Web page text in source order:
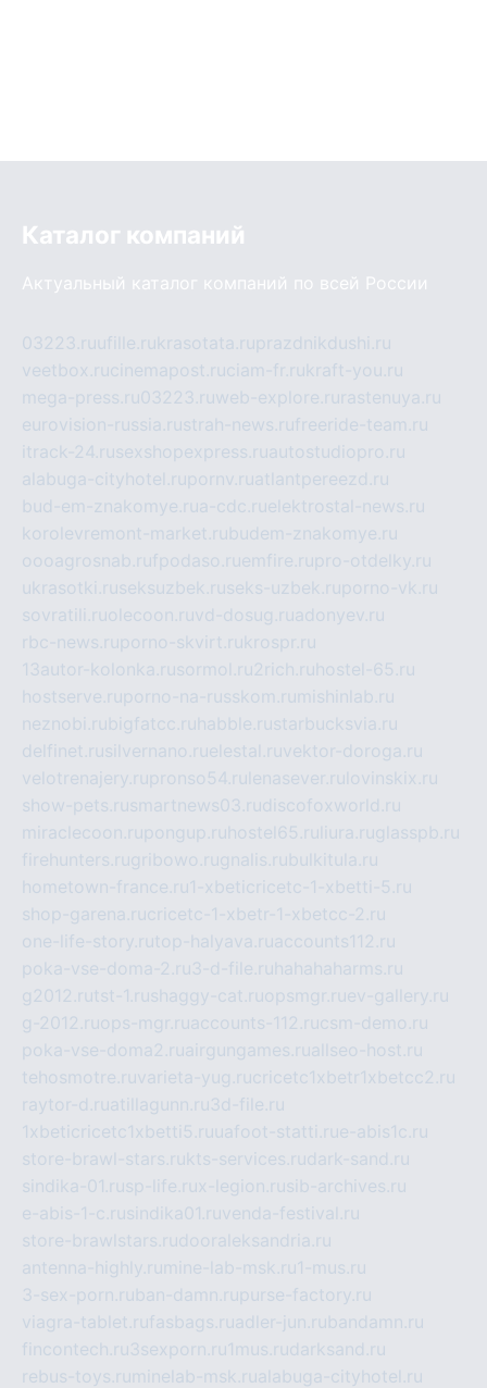
Каталог компаний
Актуальный каталог компаний по всей России
03223.ruufille.rukrasotata.ruprazdnikdushi.ru
veetbox.rucinemapost.ruciam-fr.rukraft-you.ru
mega-press.ru03223.ruweb-explore.ru rastenuya.ru
eurovision-russia.rustrah-news.rufreeride-team.ru
itrack-24.rusexshopexpress.ruautostudiopro.ru
alabuga-cityhotel.rupornv.ruatlantpereezd.ru
bud-em-znakomye.rua-cdc.ruelektrostal-news.ru
korolevremont-market.rubudem-znakomye.ru
oooagrosnab.rufpodaso.ruemfire.rupro-otdelky.ru
ukrasotki.ruseksuzbek.ruseks-uzbek.ruporno-vk.ru
sovratili.ruolecoon.ruvd-dosug.ruadonyev.ru
rbc-news.ruporno-skvirt.rukrospr.ru
13autor-kolonka.rusormol.ru2rich.ru hostel-65.ru
hostserve.ruporno-na-russkom.ru mishinlab.ru
neznobi.rubigfatcc.ru habble.rustarbucksvia.ru
delfinet.rusilvernano.ruelestal.ruvektor-doroga.ru
velotrenajery.rupronso54.ru lenasever.ru lovinskix.ru
show-pets.rusmartnews03.rudiscofoxworld.ru
miraclecoon.rupongup.ru hostel65.ru liura.ruglasspb.ru
firehunters.rugribowo.rugnalis.rubulkitula.ru
hometown-france.ru1-xbeticricetc-1-xbetti-5.ru
shop-garena.rucricetc-1-xbetr-1-xbetcc-2.ru
one-life-story.rutop-halyava.ruaccounts112.ru
poka-vse-doma-2.ru3-d-file.ru hahahaharms.ru
g2012.rutst-1.rushaggy-cat.ruopsmgr.ruev-gallery.ru
g-2012.ruops-mgr.ruaccounts-112.rucsm-demo.ru
poka-vse-doma2.ruairgungames.ruallseo-host.ru
tehosmotre.ruvarieta-yug.rucricetc1xbetr1xbetcc2.ru
raytor-d.ruatillagunn.ru3d-file.ru
1xbeticricetc1xbetti5.ruuafoot-statti.rue-abis1c.ru
store-brawl-stars.rukts-services.rudark-sand.ru
sindika-01.rusp-life.rux-legion.rusib-archives.ru
e-abis-1-c.rusindika01.ruvenda-festival.ru
store-brawlstars.rudooraleksandria.ru
antenna-highly.ru mine-lab-msk.ru1-mus.ru
3-sex-porn.ruban-damn.rupurse-factory.ru
viagra-tablet.rufasbags.ruadler-jun.rubandamn.ru
fincontech.ru3sexporn.ru1mus.rudarksand.ru
rebus-toys.ru minelab-msk.rualabuga-cityhotel.ru